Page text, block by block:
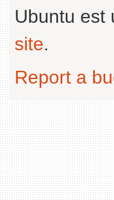
Ubuntu est
site.
Report a